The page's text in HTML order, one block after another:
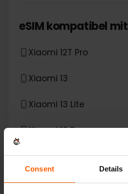
Consent Details
eSIM kompatibel mit
Xiaomi 12T Pro
Xiaomi 13
Xiaomi 13 Lite
Xiaomi 13 Pro
Xiaomi 13T Pro
Xiaomi 14